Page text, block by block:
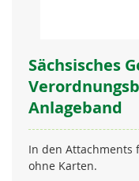
Sächsisches
Anlageband
In den Attachments
ohne Karten.